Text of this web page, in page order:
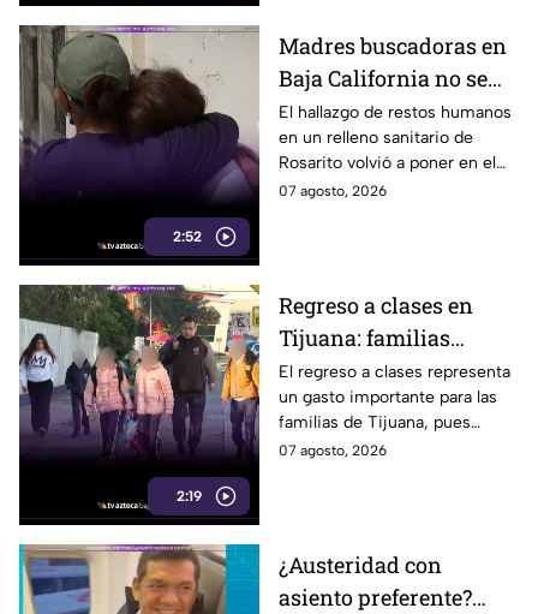
2:52
Madres buscadoras en
Baja California no se
detienen: hallazgo de
restos humanos
reaviva la
preocupación
El hallazgo de restos humanos
en un relleno sanitario de
Rosarito volvió a poner en el
centro la labor de las madres
07 agosto, 2026
2:19
Regreso a clases en
Tijuana: familias
podrían gastar hasta 5
mil pesos en uniformes
y calzado
El regreso a clases representa
un gasto importante para las
familias de Tijuana, pues
uniformes y calzado pueden
07 agosto, 2026
¿Austeridad con
asiento preferente?